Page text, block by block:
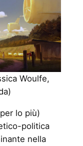
Woulfe,
lo più)
politica
nella